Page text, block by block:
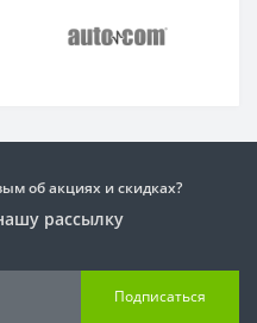
об акциях и скидках?
рассылку
Подписаться